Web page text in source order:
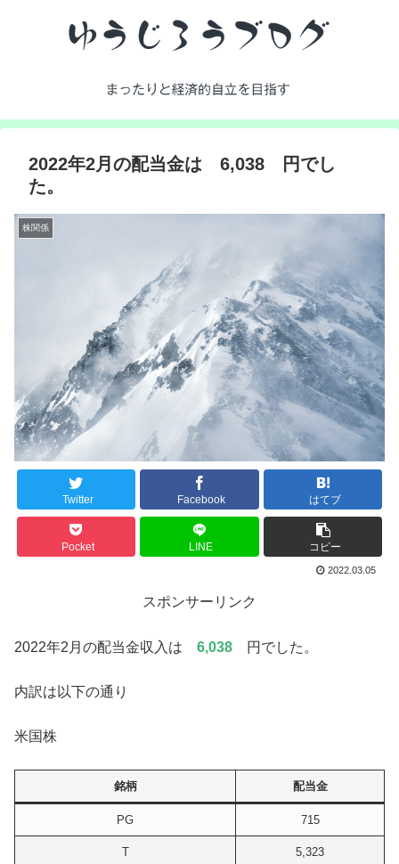
2022年2月の配当金は 6,038 円でし
た。
株関係
Twitter Facebook はてブ
Pocket LINE コピー
2022.03.05
スポンサーリンク
2022年2月の配当金収入は 6,038 円でした。
内訳は以下の通り
米国株
銘柄 配当金
PG 715
T 5,323